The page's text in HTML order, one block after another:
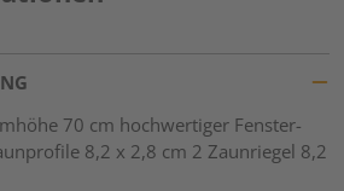
70 cm hochwertiger Fenster-
8,2 x 2,8 cm 2 Zaunriegel 8,2